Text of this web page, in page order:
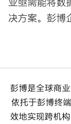
决方案。彭博
彭博是全球商
依托于彭博终
效地实现跨机